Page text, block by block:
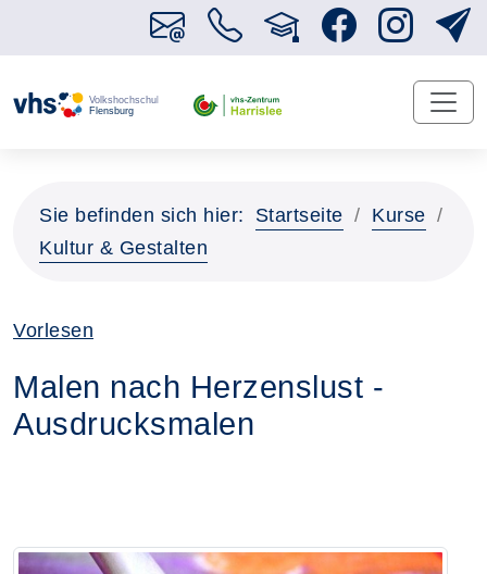
Sie befinden sich hier: Startseite
Kurse
Kultur & Gestalten
Vorlesen
Malen nach Herzenslust -
Ausdrucksmalen